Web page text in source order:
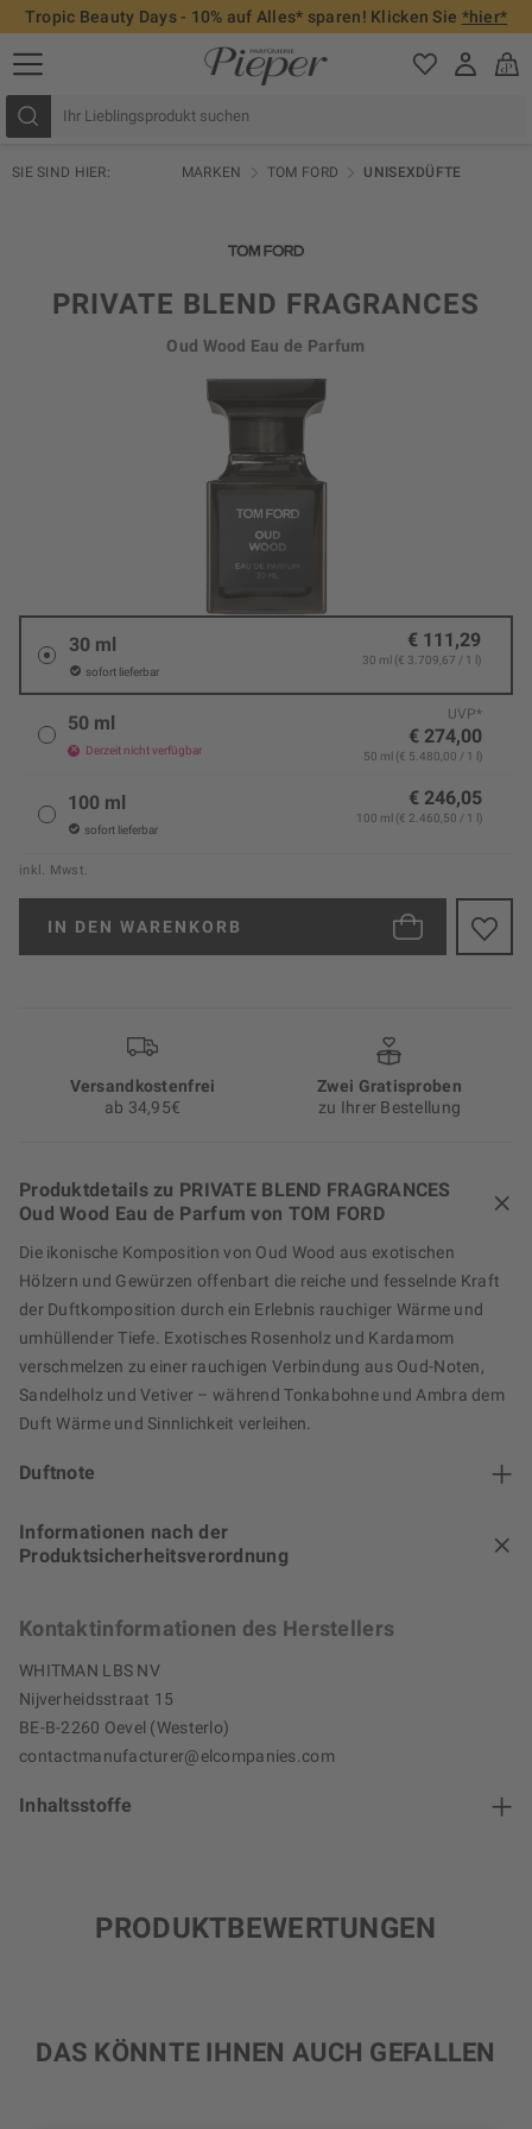
Tropic Beauty Days - 10% auf Alles* sparen! Klicken Sie *hier*
SIE SIND HIER: MARKEN TOM FORD UNISEXDÜFTE
PRIVATE BLEND FRAGRANCES
Oud Wood Eau de Parfum
30 ml
sofort lieferbar
€ 111,29
30 ml (€ 3.709,67 / 1 l)
50 ml
Derzeit nicht verfügbar
UVP*
€ 274,00
50 ml (€ 5.480,00 / 1 l)
100 ml
sofort lieferbar
€ 246,05
100 ml (€ 2.460,50 / 1 l)
inkl. Mwst.
IN DEN WARENKORB
Versand­kosten­frei
ab 34,95€
Zwei Gratisproben
zu Ihrer Bestellung
Produktdetails zu PRIVATE BLEND FRAGRANCES
Oud Wood Eau de Parfum von TOM FORD
Die ikonische Komposition von Oud Wood aus exotischen
Hölzern und Gewürzen offenbart die reiche und fesselnde Kraft
der Duftkomposition durch ein Erlebnis rauchiger Wärme und
umhüllender Tiefe. Exotisches Rosenholz und Kardamom
verschmelzen zu einer rauchigen Verbindung aus Oud-Noten,
Sandelholz und Vetiver – während Tonkabohne und Ambra dem
Duft Wärme und Sinnlichkeit verleihen.
Duftnote
Informationen nach der
Produktsicherheitsverordnung
Kontaktinformationen des Herstellers
WHITMAN LBS NV
Nijverheidsstraat 15
BE-B-2260 Oevel (Westerlo)
contactmanufacturer@elcompanies.com
Inhaltsstoffe
PRODUKTBEWERTUNGEN
DAS KÖNNTE IHNEN AUCH GEFALLEN